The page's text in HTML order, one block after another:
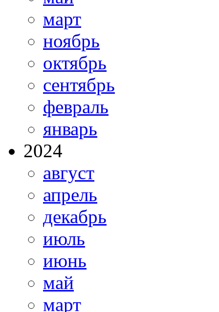
март
ноябрь
октябрь
сентябрь
февраль
январь
2024
август
апрель
декабрь
июль
июнь
май
март